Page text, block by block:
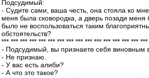
Подсудимый:
- Судите сами, ваша честь, она стояла ко
меня была сковородка, а дверь позади меня
было не воспользоваться таким
обстоятельств?
*** *** *** *** *** *** *** *** *** *** *** *** *** *** ***
- Подсудимый, вы признаете себя виновным
- Не признаю.
- У вас есть алиби?
- А что это такое?